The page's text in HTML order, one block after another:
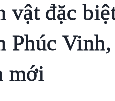
vật đặc
Phúc
mới